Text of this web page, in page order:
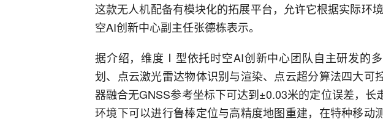
这款无人机配备有模块化的拓展平台，允许它根据实际环
空AI创新中心副主任张德栋表示。
据介绍，维度Ⅰ型依托时空AI创新中心团队自主研发的
划、点云激光雷达物体识别与渲染、点云超分算法四大可
器融合无GNSS参考坐标下可达到±0.03米的定位误差，长
环境下可以进行鲁棒定位与高精度地图重建，在特种移动